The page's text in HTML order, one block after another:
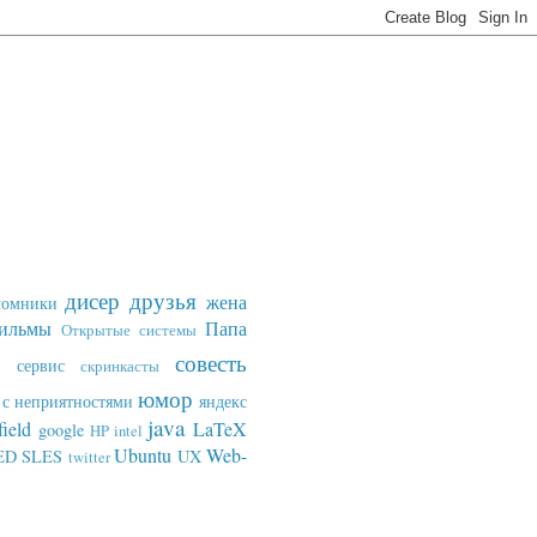
дисер друзья жена
Открытые системы Папа
сервис скринкасты
совесть
неприятностями юмор яндекс
google HP intel java LaTeX
SLES twitterUbuntu UX Web-